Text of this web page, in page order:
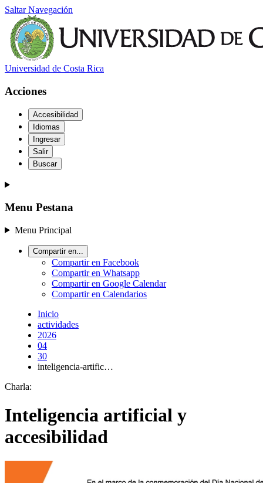
Saltar Navegación
Universidad de Costa Rica
Acciones
Accesibilidad
Idiomas
Ingresar
Salir
Buscar
Menu Pestana
Menu Principal
Compartir en...
Compartir en Facebook
Compartir en Whatsapp
Compartir en Google Calendar
Compartir en Calendarios
Inicio
actividades
2026
04
30
inteligencia-artific…
Charla:
Inteligencia artificial y
accesibilidad